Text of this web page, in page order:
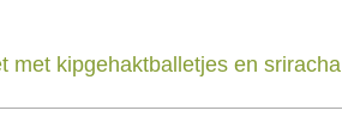
met kipgehaktballetjes en sriracha